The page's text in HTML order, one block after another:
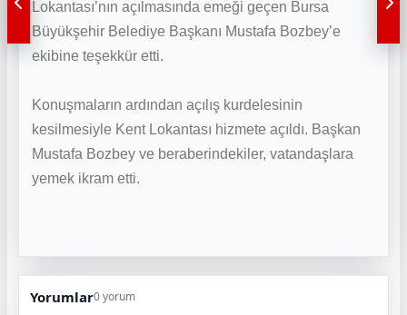
Lokantası’nın açılmasında emeği geçen Bursa
Büyükşehir Belediye Başkanı Mustafa Bozbey’e
ekibine teşekkür etti.
Konuşmaların ardından açılış kurdelesinin
kesilmesiyle Kent Lokantası hizmete açıldı. Başkan
Mustafa Bozbey ve beraberindekiler, vatandaşlara
yemek ikram etti.
Yorumlar0 yorum